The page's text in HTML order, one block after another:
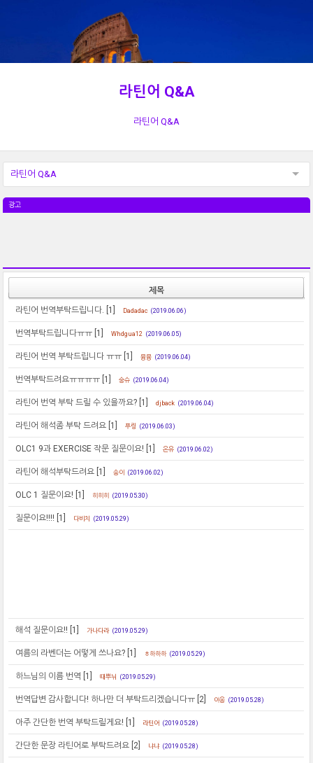
라틴어 Q&A
라틴어 Q&A
라틴어 Q&A
광고
제목
라틴어 번역부탁드립니다.
[1] Dadadac (2019.06.06)
번역부탁드립니다ㅠㅠ [1] Whdgua12 (2019.06.05)
라틴어 번역 부탁드립니다 ㅠㅠ [1] 뮹뮹 (2019.06.04)
번역부탁드려요ㅠㅠㅠㅠ [1] 숭슈 (2019.06.04)
라틴어 번역 부탁 드릴 수 있을까요? [1] djback (2019.06.04)
라틴어 해석좀 부탁 드려요 [1] 푸링 (2019.06.03)
OLC1 9과 EXERCISE 작문 질문이요! [1] 온유 (2019.06.02)
라틴어 해석부탁드려요 [1] 송이 (2019.06.02)
OLC 1 질문이요! [1] 히히히 (2019.05.30)
질문이요!!!! [1] 다비치 (2019.05.29)
해석 질문이요!! [1] 가나다라 (2019.05.29)
여름의 라벤더는 어떻게 쓰나요? [1] ㅎ하하하 (2019.05.29)
하느님의 이름 번역 [1] 때뿌뉘 (2019.05.29)
번역답변 감사합니다! 하나만 더 부탁드리겠습니다ㅠ [2] 야옹 (2019.05.28)
아주 간단한 번역 부탁드릴게요! [1] 라틴어 (2019.05.28)
간단한 문장 라틴어로 부탁드려요 [2] 냐냐 (2019.05.28)